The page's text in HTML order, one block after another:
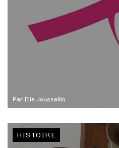
Par Elie Joussellin
HISTOIRE